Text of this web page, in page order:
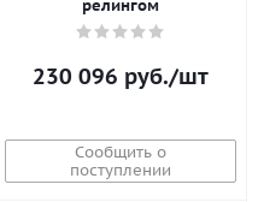
релингом
230 096 руб./шт
Сообщить о
поступлении